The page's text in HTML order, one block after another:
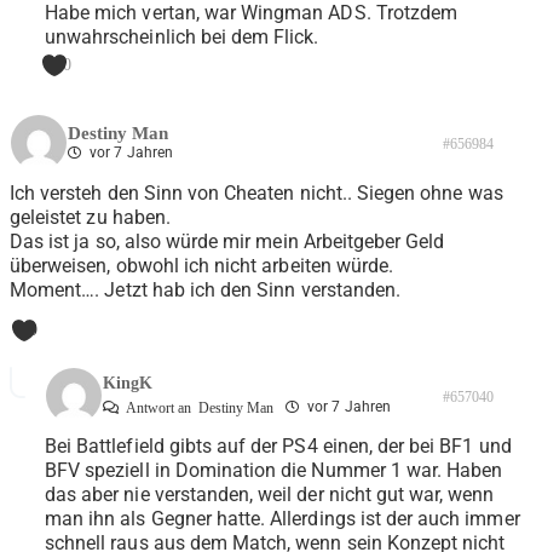
Habe mich vertan, war Wingman ADS. Trotzdem
unwahrscheinlich bei dem Flick.
0
Destiny Man
vor 7 Jahren #656984
Ich versteh den Sinn von Cheaten nicht.. Siegen ohne was
geleistet zu haben.
Das ist ja so, also würde mir mein Arbeitgeber Geld
überweisen, obwohl ich nicht arbeiten würde.
Moment…. Jetzt hab ich den Sinn verstanden.
9
KingK
Antwort an Destiny Man vor 7 Jahren
#657040
Bei Battlefield gibts auf der PS4 einen, der bei BF1 und
BFV speziell in Domination die Nummer 1 war. Haben
das aber nie verstanden, weil der nicht gut war, wenn
man ihn als Gegner hatte. Allerdings ist der auch immer
schnell raus aus dem Match, wenn sein Konzept nicht